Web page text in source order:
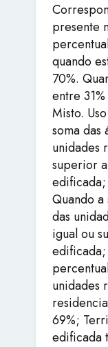
presente
quando
70%.
entre
Misto.
soma das
unidades
superior
edificada;
Quando a
das
igual ou
unidades
69%;
edificada